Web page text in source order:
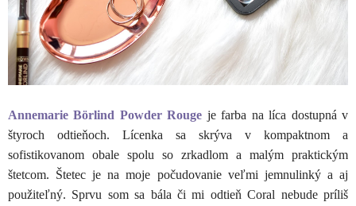
Annemarie Börlind Powder Rouge je farba na líca dostupná v
štyroch odtieňoch. Lícenka sa skrýva v kompaktnom a
sofistikovanom obale spolu so zrkadlom a malým praktickým
štetcom. Štetec je na moje počudovanie veľmi jemnulinký a aj
použiteľný. Sprvu som sa bála či mi odtieň Coral nebude príliš